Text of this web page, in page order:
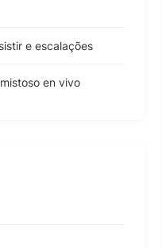
e escalações
en vivo